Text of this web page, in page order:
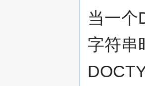
当一个
字符串